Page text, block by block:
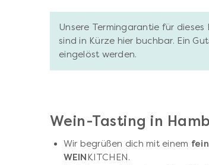
Unsere Termingarantie für
sind in Kürze hier buchbar. Ein
eingelöst werden.
Wein-Tasting in
Wir begrüßen dich mit einem
WEINKITCHEN.